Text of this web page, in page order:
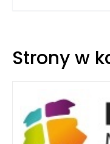
Strony w